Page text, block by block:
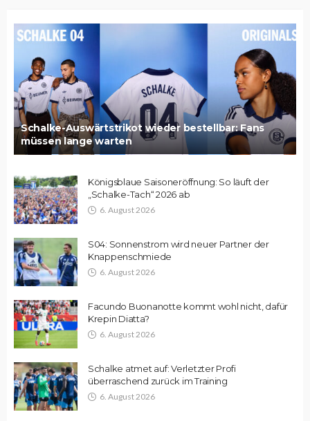
Schalke-Auswärtstrikot wieder bestellbar: Fans
müssen lange warten
Königsblaue Saisoneröffnung: So läuft der
„Schalke-Tach“ 2026 ab
6. August 2026
S04: Sonnenstrom wird neuer Partner der
Knappenschmiede
6. August 2026
Facundo Buonanotte kommt wohl nicht, dafür
Krepin Diatta?
6. August 2026
Schalke atmet auf: Verletzter Profi
überraschend zurück im Training
6. August 2026